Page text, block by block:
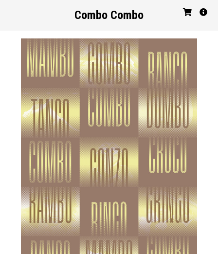
Combo Combo